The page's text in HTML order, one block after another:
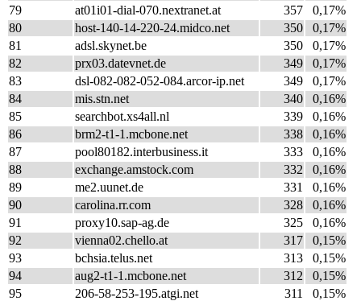
79
at01i01-dial-070.nextranet.at 357
0,17%
80
host-140-14-220-24.midco.net 350
0,17%
81
adsl.skynet.be 350
0,17%
82
prx03.datevnet.de 349
0,17%
83
dsl-082-082-052-084.arcor-ip.net 349
0,17%
84
mis.stn.net 340
0,16%
85
searchbot.xs4all.nl 339
0,16%
86
brm2-t1-1.mcbone.net 338
0,16%
87
pool80182.interbusiness.it 333
0,16%
88
exchange.amstock.com 332
0,16%
89
me2.uunet.de 331
0,16%
90
carolina.rr.com 328
0,16%
91
proxy10.sap-ag.de 325
0,16%
92
vienna02.chello.at 317
0,15%
93
bchsia.telus.net 313
0,15%
94
aug2-t1-1.mcbone.net 312
0,15%
95
206-58-253-195.atgi.net 311
0,15%